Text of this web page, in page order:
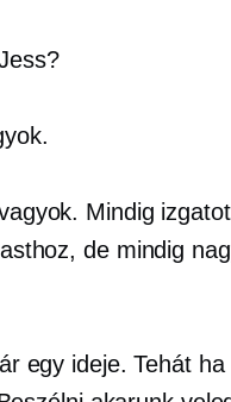
Mindig
de mindig
egy ideje. Tehát